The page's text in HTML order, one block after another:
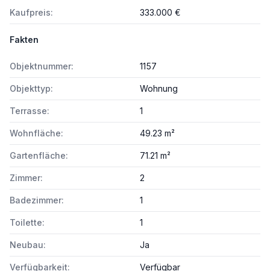
Kaufpreis: 333.000 €
Fakten
Objektnummer: 1157
Objekttyp: Wohnung
Terrasse: 1
Wohnfläche: 49.23 m²
Gartenfläche: 71.21 m²
Zimmer: 2
Badezimmer: 1
Toilette: 1
Neubau: Ja
Verfügbarkeit: Verfügbar